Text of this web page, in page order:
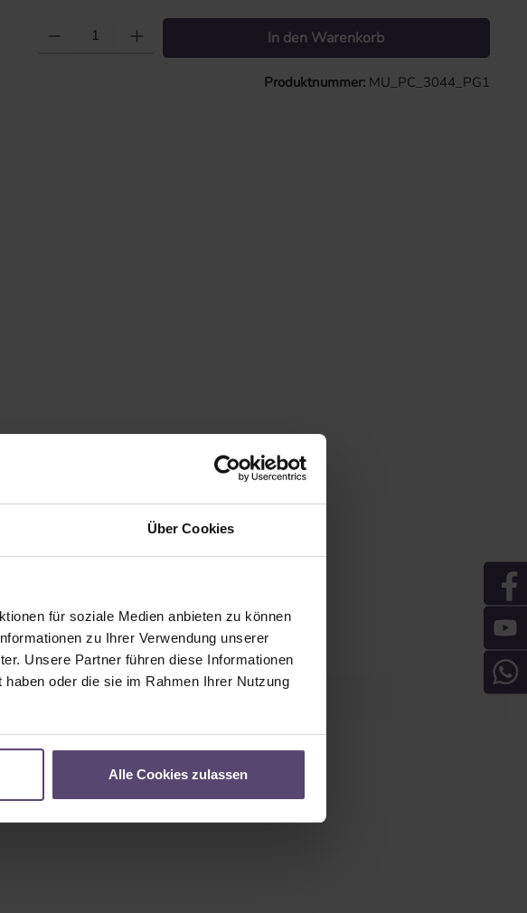
Über Cookies
für soziale Medien anbieten zu können
zu Ihrer Verwendung unserer
Unsere Partner führen diese Informationen
oder die sie im Rahmen Ihrer Nutzung
Alle Cookies zulassen
Produkt Anzahl: Gib den gewünschten Wert ein oder benutze die Schaltflächen um
In den Warenkorb
Produktnummer: MU_PC_3044_PG1